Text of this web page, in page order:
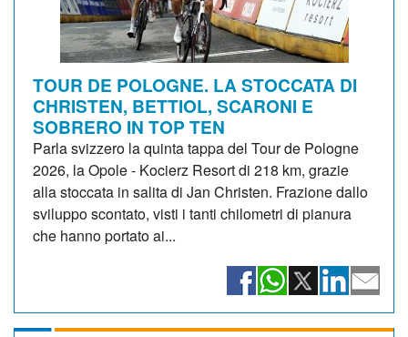
TOUR DE POLOGNE. LA STOCCATA DI
CHRISTEN, BETTIOL, SCARONI E
SOBRERO IN TOP TEN
Parla svizzero la quinta tappa del Tour de Pologne
2026, la Opole - Kocierz Resort di 218 km, grazie
alla stoccata in salita di Jan Christen. Frazione dallo
sviluppo scontato, visti i tanti chilometri di pianura
che hanno portato ai...